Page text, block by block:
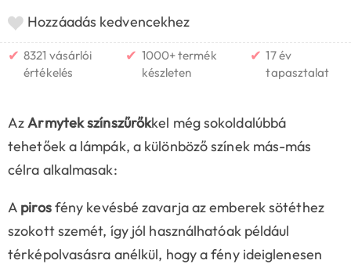
Hozzáadás kedvencekhez
✔ 8321 vásárlói
értékelés
✔ 1000+ termék
készleten
✔ 17 év
tapasztalat
AzArmytek színszűrőkkel még sokoldalúbbá
tehetőek a lámpák, a különböző színek más-más
célra alkalmasak:
A pirosfény kevésbé zavarja az emberek sötéthez
szokott szemét, így jól használhatóak például
térképolvasásra anélkül, hogy a fény ideiglenesen